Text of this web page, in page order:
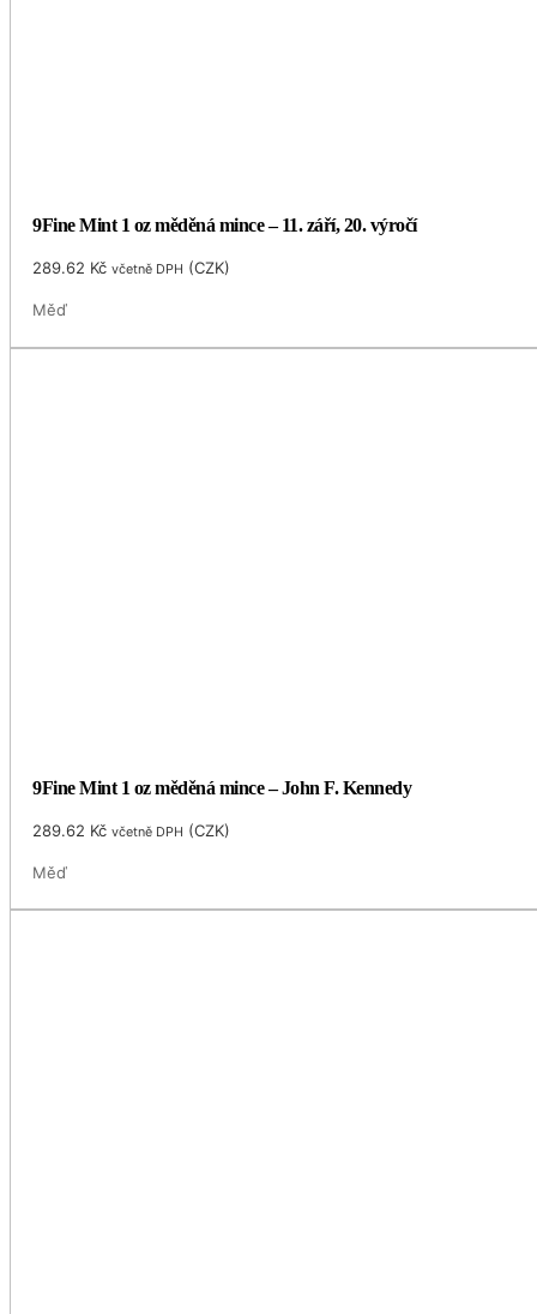
9Fine Mint 1 oz měděná mince – 11. září, 20. výročí
289.62 Kč včetně DPH (CZK)
Měď
9Fine Mint 1 oz měděná mince – John F. Kennedy
289.62 Kč včetně DPH (CZK)
Měď